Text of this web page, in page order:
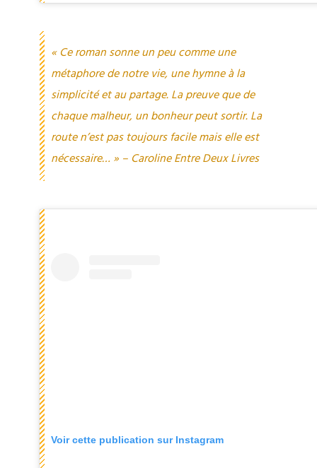
« Ce roman sonne un peu comme une
métaphore de notre vie, une hymne à la
simplicité et au partage. La preuve que de
chaque malheur, un bonheur peut sortir. La
route n’est pas toujours facile mais elle est
nécessaire… » – Caroline Entre Deux Livres
Voir cette publication sur Instagram